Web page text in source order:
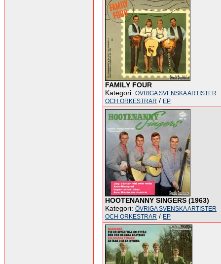
FAMILY FOUR
Kategori: ÖVRIGA SVENSKA ARTISTER
OCH ORKESTRAR / EP
HOOTENANNY SINGERS (1963)
Kategori: ÖVRIGA SVENSKA ARTISTER
OCH ORKESTRAR / EP